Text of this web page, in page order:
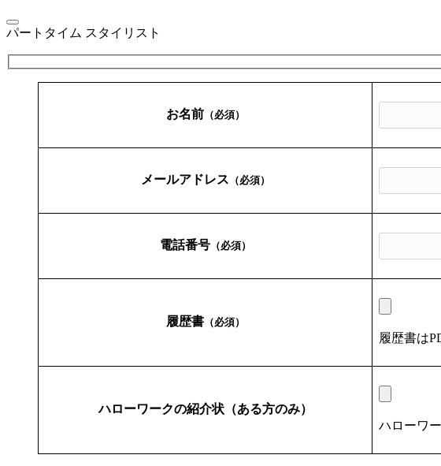
パートタイム スタイリスト
お名前（必須）
メールアドレス （必須）
電話番号（必須）
履歴書（必須）
履歴書は
ハローワークの紹介状（ある方のみ）
ハローワ